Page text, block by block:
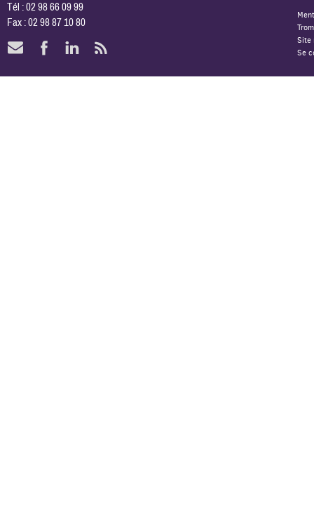
Tél : 02 98 66 09 99
Fax : 02 98 87 10 80
Site
Se